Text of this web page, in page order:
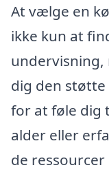
At vælge en
ikke kun at
undervisning,
dig den
for at føle dig
alder eller
de